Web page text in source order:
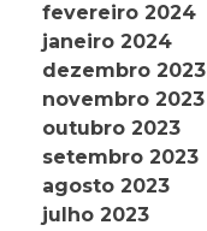
fevereiro 2024
janeiro 2024
dezembro 2023
novembro 2023
outubro 2023
setembro 2023
agosto 2023
julho 2023